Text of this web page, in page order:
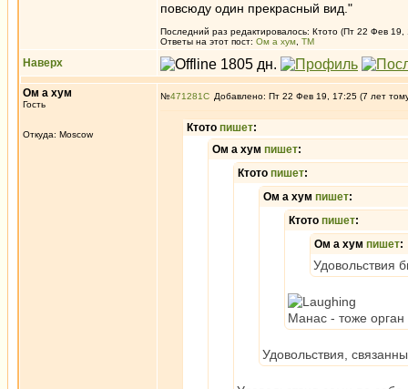
повсюду один прекрасный вид."
Последний раз редактировалось: Ктото (Пт 22 Фев 19,
Ответы на этот пост: Ом а хум ТМ
Наверх
Ом а хум
Гость
Откуда: Moscow
№471281 Добавлено: Пт 22 Фев 19, 17:25 (7 лет
Ктото пишет:
Ом а хум пишет:
Ктото пишет:
Ом а хум пишет:
Ктото пишет:
Ом а хум пишет:
Удовольствия
Манас - тоже орган
Удовольствия,